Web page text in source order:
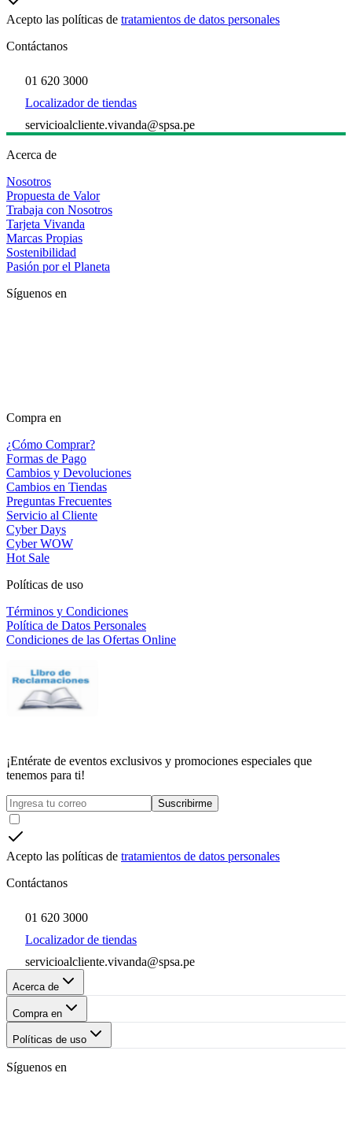
Acepto las políticas de tratamientos de datos personales
Contáctanos
01 620 3000
Localizador de tiendas
servicioalcliente.vivanda@spsa.pe
Acerca de
Nosotros
Propuesta de Valor
Trabaja con Nosotros
Tarjeta Vivanda
Marcas Propias
Sostenibilidad
Pasión por el Planeta
Síguenos en
Compra en
¿Cómo Comprar?
Formas de Pago
Cambios y Devoluciones
Cambios en Tiendas
Preguntas Frecuentes
Servicio al Cliente
Cyber Days
Cyber WOW
Hot Sale
Políticas de uso
Términos y Condiciones
Política de Datos Personales
Condiciones de las Ofertas Online
¡Entérate de eventos exclusivos y promociones especiales que
tenemos para ti!
Suscribirme
Acepto las políticas de tratamientos de datos personales
Contáctanos
01 620 3000
Localizador de tiendas
servicioalcliente.vivanda@spsa.pe
Acerca de
Compra en
Políticas de uso
Síguenos en